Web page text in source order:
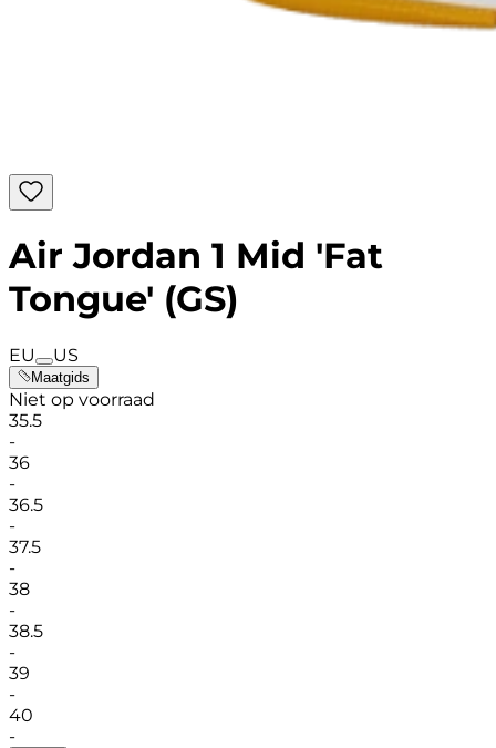
Air Jordan 1 Mid 'Fat
Tongue' (GS)
EU US
Maatgids
Niet op voorraad
35.5
-
36
-
36.5
-
37.5
-
38
-
38.5
-
39
-
40
-